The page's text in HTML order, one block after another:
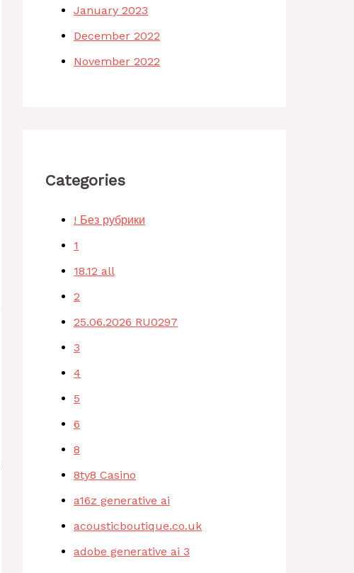
January 2023
December 2022
November 2022
Categories
! Без рубрики
1
18.12 all
2
25.06.2026 RU0297
3
4
5
6
8
8ty8 Casino
a16z generative ai
acousticboutique.co.uk
adobe generative ai 3